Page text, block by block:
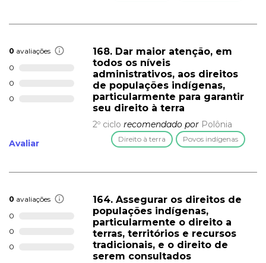
0 avaliações
0
0
0
Avaliar
168. Dar maior atenção, em
todos os níveis
administrativos, aos direitos
de populações indígenas,
particularmente para garantir
seu direito à terra
2º ciclo recomendado por Polônia
Direito à terra Povos indígenas
0 avaliações
0
0
0
164. Assegurar os direitos de
populações indígenas,
particularmente o direito a
terras, territórios e recursos
tradicionais, e o direito de
serem consultados